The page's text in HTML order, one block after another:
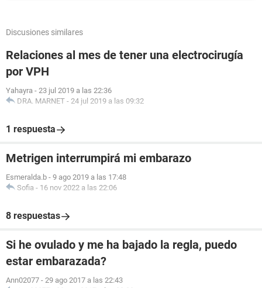
Discusiones similares
Relaciones al mes de tener una electrocirugía
por VPH
Yahayra - 23 jul 2019 a las 22:36
DRA. MARNET - 24 jul 2019 a las 09:32
1 respuesta
Metrigen interrumpirá mi embarazo
Esmeralda.b - 9 ago 2019 a las 17:48
Sofia - 16 nov 2022 a las 22:06
8 respuestas
Si he ovulado y me ha bajado la regla, puedo
estar embarazada?
Ann02077 - 29 ago 2017 a las 22:43